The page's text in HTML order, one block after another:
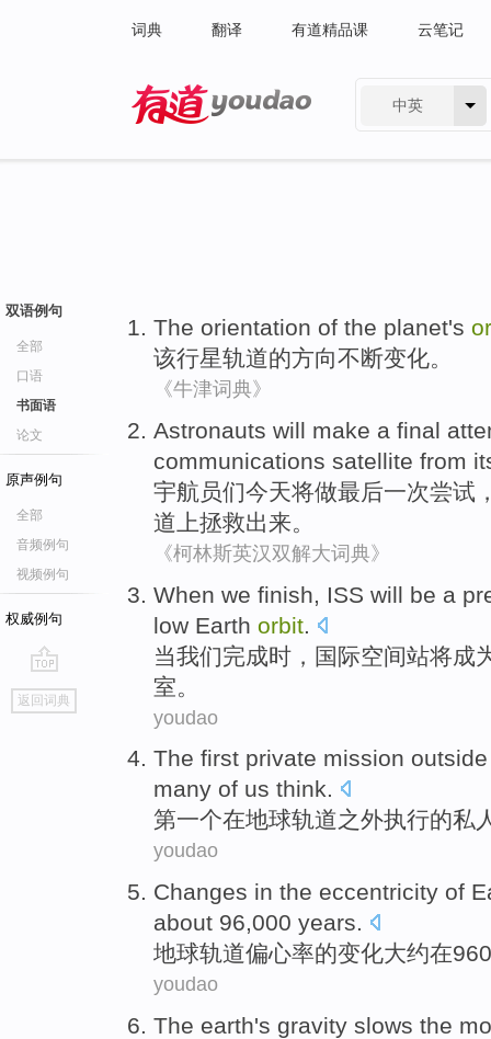
词典 翻译 有道精品课 云笔记
中英
双语例句
全部
口语
书面语
论文
原声例句
全部
音频例句
视频例句
权威例句
go
top
返回词典
The orientation of the planet's
该行星轨道的方向不断变化。
《牛津词典》
Astronauts will make a final
communications satellite from
宇航员们今天将做最后一次尝试
道上拯救出来。
《柯林斯英汉双解大词典》
When we finish ISS will be a
low Earth orbit
当我们完成时， 国际空间站将成
室 。
youdao
The first private mission outside
many of us think.
第一个在地球轨道之外执行的私
youdao
Changes in the eccentricity of
about 96,000 years.
地球轨道偏心率的变化大约在
youdao
The earth's gravity slows the